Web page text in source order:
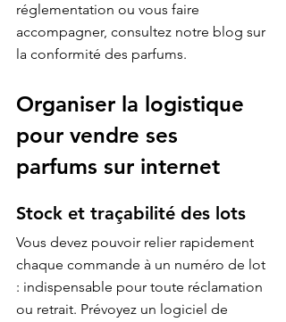
réglementation ou vous faire
accompagner, consultez notre blog sur
la conformité des parfums.
Organiser la logistique
pour vendre ses
parfums sur internet
Stock et traçabilité des lots
Vous devez pouvoir relier rapidement
chaque commande à un numéro de lot
: indispensable pour toute réclamation
ou retrait. Prévoyez un logiciel de